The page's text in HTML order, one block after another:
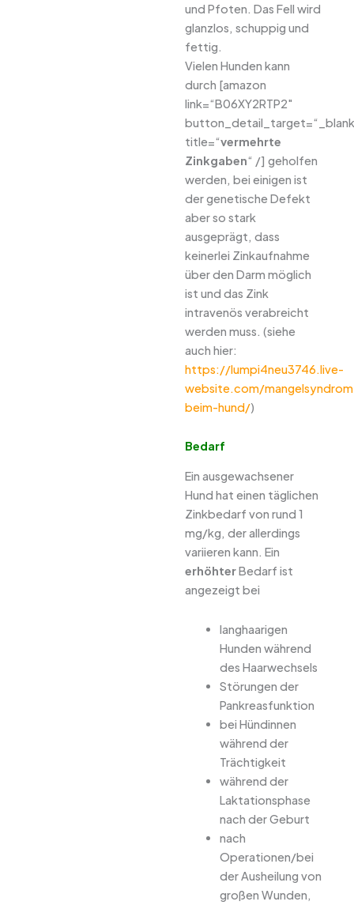
und Pfoten. Das Fell wird
glanzlos, schuppig und
fettig.
Vielen Hunden kann
durch [amazon
link=“B06XY2RTP2″
title=“vermehrte
Zinkgaben“ /] geholfen
werden, bei einigen ist
der genetische Defekt
aber so stark
ausgeprägt, dass
keinerlei Zinkaufnahme
über den Darm möglich
ist und das Zink
intravenös verabreicht
werden muss. (siehe
auch hier:
https://lumpi4neu3746.live-
website.com/
beim-hund/)
Bedarf
Ein ausgewachsener
Hund hat einen täglichen
Zinkbedarf von rund 1
mg/kg, der allerdings
variieren kann. Ein
erhöhterBedarf ist
angezeigt bei
langhaarigen
Hunden während
des Haarwechsels
Störungen der
Pankreasfunktion
bei Hündinnen
während der
Trächtigkeit
während der
Laktationsphase
nach der Geburt
nach
Operationen/bei
der Ausheilung von
großen Wunden,